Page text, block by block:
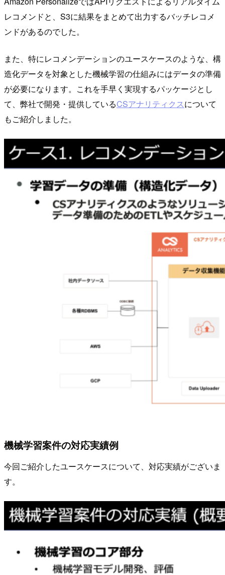
レコメンドと、S3に結果をまとめて出力するバッチレコメ
ンドがあるのでした。
また、特にレコメンデーションのユースケースのような、構
造化データを対象とした機械学習の仕組みにはデータの準備
が必要になります。これを手早く実現するパッケージとし
て、弊社で開発・提供しているCSアナリティクスについて
もご紹介しました。
機械学習案件の対応実績例
今回ご紹介したユースケースについて、対応実績がございま
す。